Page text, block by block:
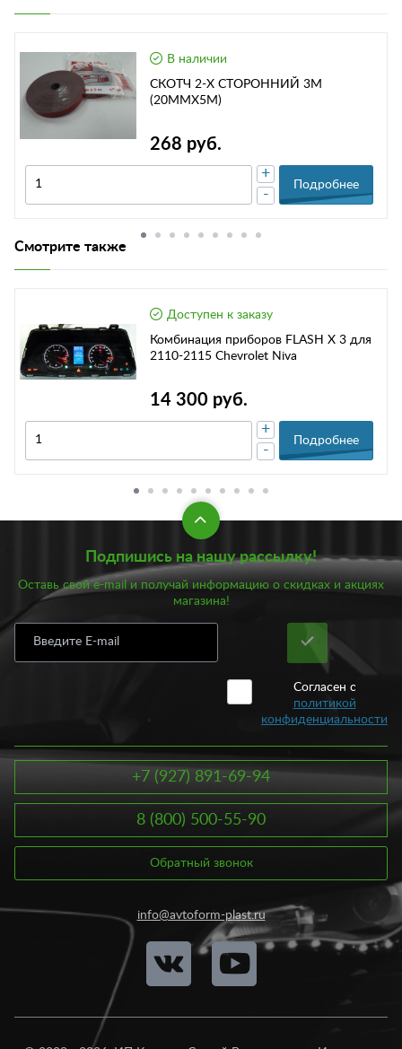
В наличии
СКОТЧ 2-Х СТОРОННИЙ 3М
(20ММХ5М)
268 руб.
-
+
Подробнее
Смотрите также
Доступен к заказу
Комбинация приборов FLASH X 3 для
2110-2115 Chevrolet Niva
14 300 руб.
-
+
Подробнее
Подпишись на нашу рассылку!
Оставь свой e-mail и получай информацию о скидках и акциях
магазина!
Согласен с
политикой
конфиденциальности
+7 (927) 891-69-94
8 (800) 500-55-90
Обратный звонок
info@avtoform-plast.ru